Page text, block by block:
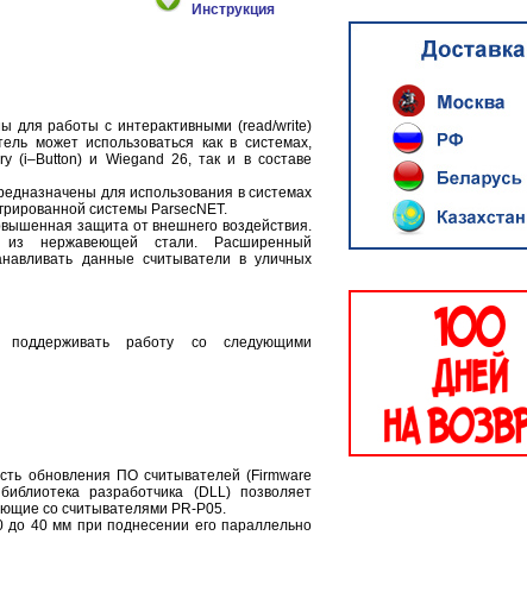
Инструкция
для работы с интерактивными (read/write)
может использоваться как в системах,
(i–Button) и Wiegand 26, так и в составе
для использования в системах
системы ParsecNET.
защита от внешнего воздействия.
нержавеющей стали. Расширенный
данные считыватели в уличных
поддерживать работу со следующими
обновления ПО считывателей (Firmware
разработчика (DLL) позволяет
со считывателями PR-P05.
до 40 мм при поднесении его параллельно